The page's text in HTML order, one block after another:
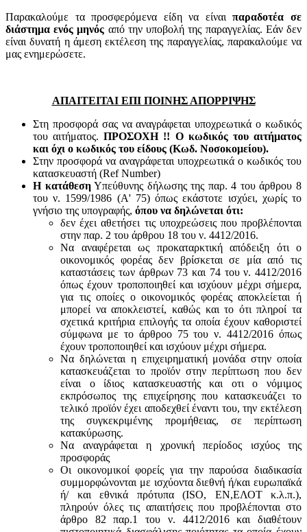
Παρακαλούμε τα προσφερόμενα είδη να είναιπαραδοτέα σε
διάστημα ενός μηνός από την υποβολή της παραγγελίας. Εάν δεν
είναι δυνατή η άμεση εκτέλεση της παραγγελίας, παρακαλούμε να
μας ενημερώσετε.
ΑΠΑΙΤΕΙΤΑΙ ΕΠΙ ΠΟΙΝΗΣ ΑΠΟΡΡΙΨΗΣ
Στη προσφορά σας να αναγράφεται υποχρεωτικά ο κωδικός
του αιτήματος.ΠΡΟΣΟΧΗ !! Ο κωδικός του αιτήματος
και όχι ο κωδικός του είδους (Κωδ. Νοσοκομείου).
Στην προσφορά να αναγράφεται υποχρεωτικά ο κωδικός του
κατασκευαστή (Ref Number)
Η κατάθεσηΥπεύθυνης δήλωσης της παρ. 4 του άρθρου 8
του ν. 1599/1986 (Α' 75) όπως εκάστοτε ισχύει, χωρίς το
γνήσιο της υπογραφής, όπου να δηλώνεται ότι:
δεν έχει αθετήσει τις υποχρεώσεις που προβλέπονται
στην παρ. 2 του άρθρου 18 του ν. 4412/2016.
Να αναφέρεται ως προκαταρκτική απόδειξη ότι ο
οικονομικός φορέας δεν βρίσκεται σε μία από τις
καταστάσεις των άρθρων 73 και 74 του ν. 4412/2016
όπως έχουν τροποποιηθεί και ισχύουν μέχρι σήμερα,
για τις οποίες ο οικονομικός φορέας αποκλείεται ή
μπορεί να αποκλειστεί, καθώς και το ότι πληροί τα
σχετικά κριτήρια επιλογής τα οποία έχουν καθοριστεί
σύμφωνα με τo άρθροo 75 του ν. 4412/2016 όπως
έχουν τροποποιηθεί και ισχύουν μέχρι σήμερα.
Να δηλώνεται η επιχειρηματική μονάδα στην οποία
κατασκευάζεται το προϊόν στην περίπτωση που δεν
είναι ο ίδιος κατασκευαστής και oτι ο νόμιμος
εκπρόσωπος της επιχείρησης που κατασκευάζει το
τελικό προϊόν έχει αποδεχθεί έναντι του, την εκτέλεση
της συγκεκριμένης προμήθειας, σε περίπτωση
κατακύρωσης.
Να αναγράφεται η χρονική περίοδος ισχύος της
προσφοράς
Οι οικονομικοί φορείς για την παρούσα διαδικασία
συμμορφώνονται με ισχύοντα διεθνή ή/και ευρωπαϊκά
ή/ και εθνικά πρότυπα (ISO, ΕΝ,ΕΛΟΤ κ.λ.π.),
πληρούν όλες τις απαιτήσεις που προβλέπονται στο
άρθρο 82 παρ.1 του ν. 4412/2016 και διαθέτουν